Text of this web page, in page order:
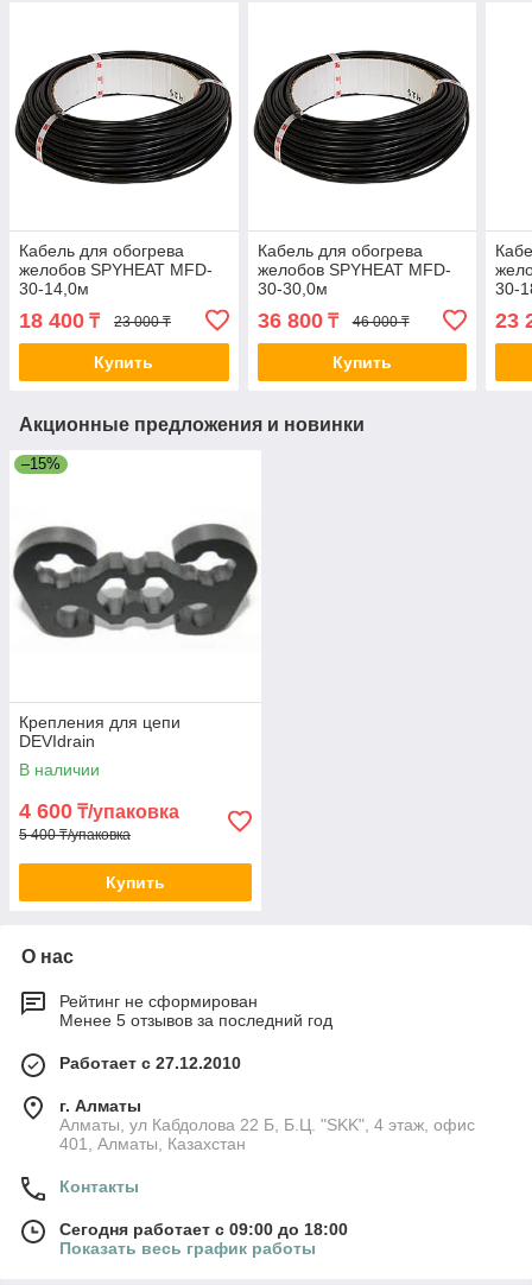
Кабель для обогрева
желобов SPYHEAT MFD-
30-14,0м
18 400 ₸ 23 000 ₸
Купить
Кабель для обогрева
желобов SPYHEAT MFD-
30-30,0м
36 800₸ 46 000 ₸
Купить
30-
23
Акционные предложения и новинки
–15%
Крепления для цепи
DEVIdrain
В наличии
4 600 ₸/упаковка
5 400 ₸/упаковка
Купить
О нас
Рейтинг не сформирован
Менее 5 отзывов за последний год
Работает с 27.12.2010
г. Алматы
Алматы, ул Кабдолова 22 Б, Б.Ц. "SKK", 4 этаж, офис
401, Алматы, Казахстан
Контакты
Сегодня работает с 09:00 до 18:00
Показать весь график работы